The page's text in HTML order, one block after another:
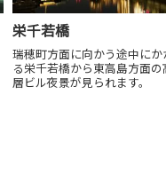
栄千若橋
瑞穂町方面に向かう途中にか
る栄千若橋から東高島方面の
層ビル夜景が見られます。